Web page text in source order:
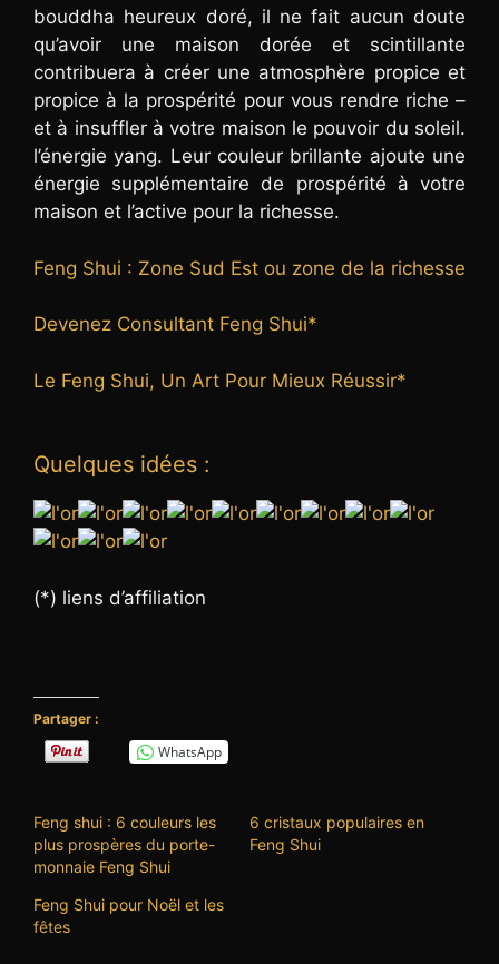
bouddha heureux doré, il ne fait aucun doute
qu’avoir une maison dorée et scintillante
contribuera à créer une atmosphère propice et
propice à la prospérité pour vous rendre riche –
et à insuffler à votre maison le pouvoir du soleil.
l’énergie yang. Leur couleur brillante ajoute une
énergie supplémentaire de prospérité à votre
maison et l’active pour la richesse.
Feng Shui : Zone Sud Est ou zone de la richesse
Devenez Consultant Feng Shui*
Le Feng Shui, Un Art Pour Mieux Réussir*
Quelques idées :
(*) liens d’affiliation
Partager :
WhatsApp
Feng shui : 6 couleurs les
plus prospères du porte-
monnaie Feng Shui
6 cristaux populaires en
Feng Shui
Feng Shui pour Noël et les
fêtes